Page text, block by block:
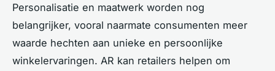
Personalisatie en maatwerk worden nog
belangrijker, vooral naarmate consumenten meer
waarde hechten aan unieke en persoonlijke
winkelervaringen. AR kan retailers helpen om